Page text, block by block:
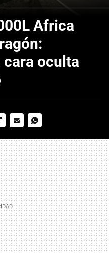
Africa
cara oculta
MAIL